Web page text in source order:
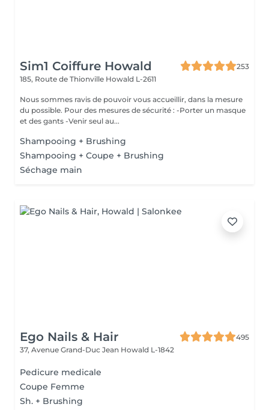
Sim1 Coiffure Howald
253
185, Route de Thionville Howald L-2611
Nous sommes ravis de pouvoir vous accueillir, dans la mesure
du possible. Pour des mesures de sécurité : -Porter un masque
et des gants -Venir seul au...
Shampooing + Brushing
Shampooing + Coupe + Brushing
Séchage main
Ego Nails & Hair
495
37, Avenue Grand-Duc Jean Howald L-1842
Pedicure medicale
Coupe Femme
Sh. + Brushing